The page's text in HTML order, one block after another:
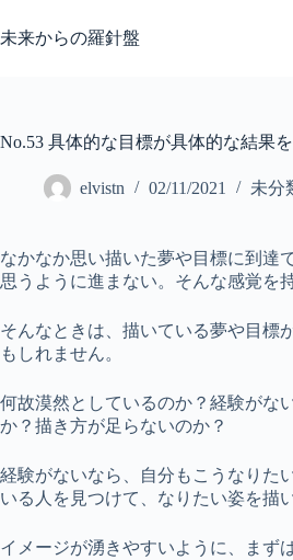
ン
ス
未来からの羅針盤
No.53 具体的な目標が具体的な結果
elvistn 02/11/2021 未分
なかなか思い描いた夢や目標に到達
思うように進まない。そんな感覚を
そんなときは、描いている夢や目標
もしれません。
何故漠然としているのか？経験がな
か？描き方が足らないのか？
経験がないなら、自分もこうなりた
いる人を見つけて、なりたい姿を描
イメージが湧きやすいように、まず